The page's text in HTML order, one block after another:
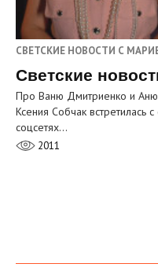
СВЕТСКИЕ НОВОСТИ С
Светские
Про Ваню Дмитриенко и Аню
Ксения Собчак встретилась
соцсетях…
2011